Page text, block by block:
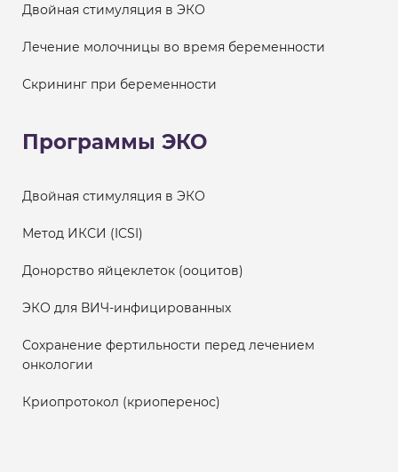
Двойная стимуляция в ЭКО
Лечение молочницы во время беременности
Скрининг при беременности
Программы ЭКО
Двойная стимуляция в ЭКО
Метод ИКСИ (ICSI)
Донорство яйцеклеток (ооцитов)
ЭКО для ВИЧ-инфицированных
Сохранение фертильности перед лечением
онкологии
Криопротокол (криоперенос)